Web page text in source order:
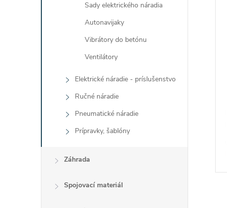
Sady elektrického náradia
Autonavijaky
Vibrátory do betónu
Ventilátory
Elektrické náradie - príslušenstvo
Ručné náradie
Pneumatické náradie
Prípravky, šablóny
Záhrada
Spojovací materiál